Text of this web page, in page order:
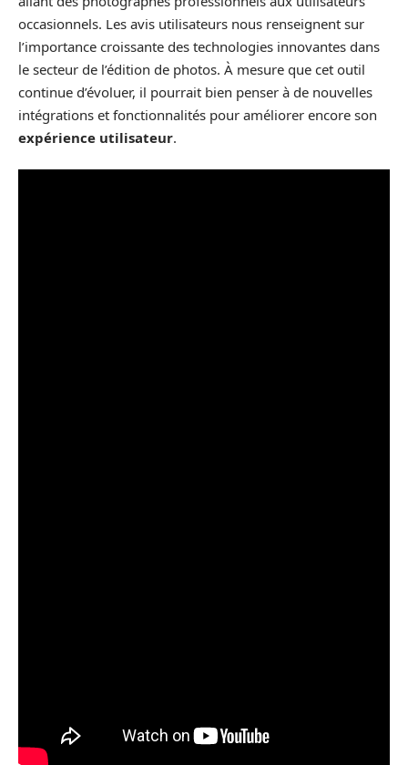
occasionnels. Les avis utilisateurs nous renseignent sur
l’importance croissante des technologies innovantes dans
le secteur de l’édition de photos. À mesure que cet outil
continue d’évoluer, il pourrait bien penser à de nouvelles
intégrations et fonctionnalités pour améliorer encore son
expérience utilisateur.